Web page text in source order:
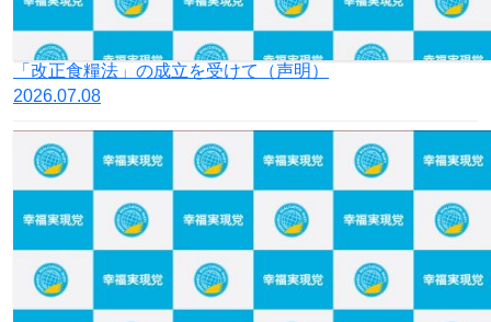
「改正⾷糧法」の成⽴を受けて（声明）
2026.07.08